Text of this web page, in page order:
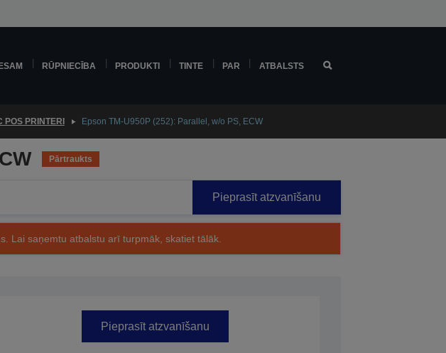
RŪPNIECĪBA PRODUKTI TINTE PAR ATBALSTS
POS PRINTERI Epson TM-U950P (252): Parallel, w/o PS, ECW
Pārtraukts
Pieprasīt atzvanīšanu
Lai saņemtu atbalstu arī turpmāk, skatiet tālāk.
Pieprasīt atzvanīšanu